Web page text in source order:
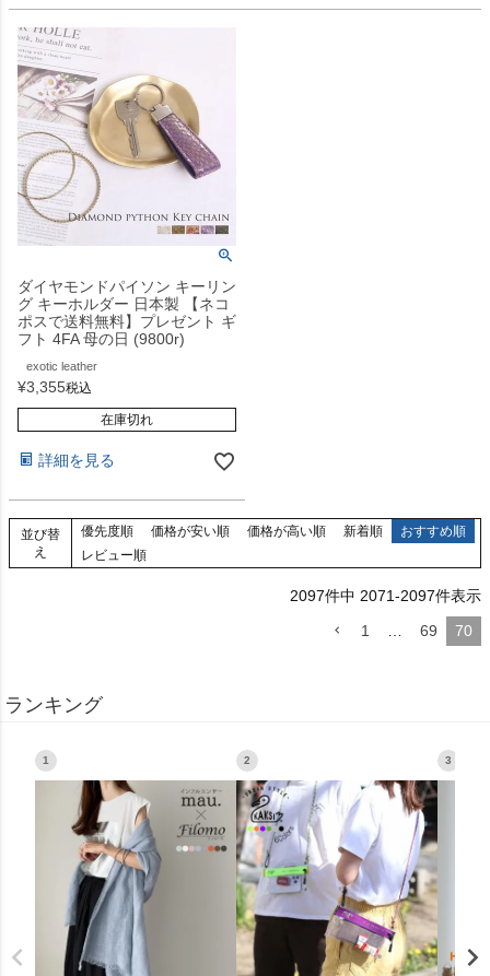
ダイヤモンドパイソン キーリン
グ キーホルダー 日本製 【ネコ
ポスで送料無料】プレゼント ギ
フト 4FA 母の日 (9800r)
exotic leather
¥3,355税込
在庫切れ
詳細を見る
並び替
え
優先度順 価格が安い順 価格が高い順 新着順
おすすめ順
レビュー順
2097件中 2071-2097件表示
1
69 70
ランキング
1 2 3